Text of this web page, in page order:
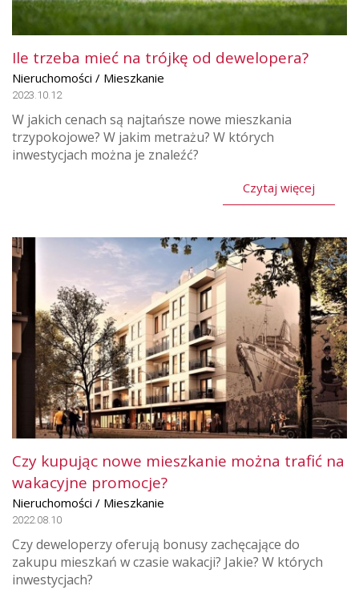
Ile trzeba mieć na trójkę od dewelopera?
Nieruchomości / Mieszkanie
2023.10.12
W jakich cenach są najtańsze nowe mieszkania
trzypokojowe? W jakim metrażu? W których
inwestycjach można je znaleźć?
Czytaj więcej
Czy kupując nowe mieszkanie można trafić na
wakacyjne promocje?
Nieruchomości / Mieszkanie
2022.08.10
Czy deweloperzy oferują bonusy zachęcające do
zakupu mieszkań w czasie wakacji? Jakie? W których
inwestycjach?